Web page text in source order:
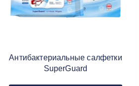
Антибактериальные салфетки
SuperGuard